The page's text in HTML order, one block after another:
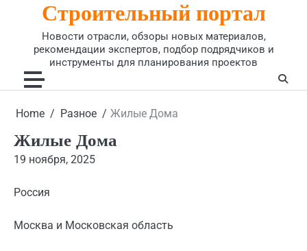
Строительный портал
Новости отрасли, обзоры новых материалов,
рекомендации экспертов, подбор подрядчиков и
инструменты для планирования проектов
Home Разное Жилые Дома
Жилые Дома
19 ноября, 2025
Россия
Москва и Московская область